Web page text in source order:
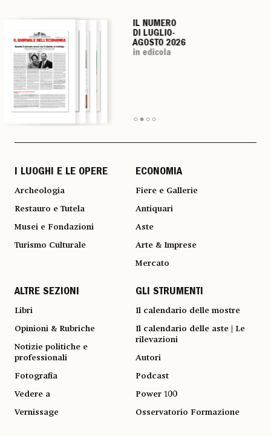
IL NUMERO
DI LUGLIO-
AGOSTO 2026
in edicola
IL NUMERO
DI LUGLIO-
AGOSTO 2026
in edicola
IL NUMERO
DI LUGLIO-
AGOSTO 2026
in edicola
IL NUMERO
DI LUGLIO-
AGOSTO 2026
in edicola
I LUOGHI E LE OPERE
Archeologia
Restauro e Tutela
Musei e Fondazioni
Turismo Culturale
ECONOMIA
Fiere e Gallerie
Antiquari
Aste
Arte & Imprese
Mercato
ALTRE SEZIONI
Libri
Opinioni & Rubriche
Notizie politiche e
professionali
Fotografia
Vedere a
Vernissage
GLI STRUMENTI
Il calendario delle mostre
Il calendario delle aste | Le
rilevazioni
Autori
Podcast
Power 100
Osservatorio Formazione